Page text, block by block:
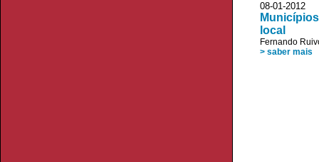
08-01-
local
Fernando
> saber mais